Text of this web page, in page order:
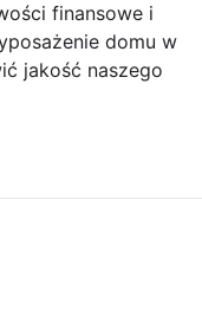
finansowe i
domu w
jakość naszego